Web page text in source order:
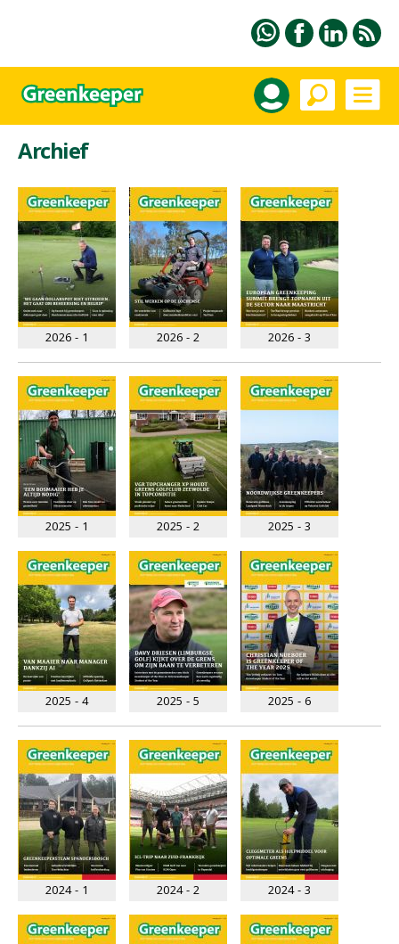
Archief
2026 - 1 2026 - 2 2026 - 3
2025 - 1 2025 - 2 2025 - 3
2025 - 4 2025 - 5 2025 - 6
2024 - 1 2024 - 2 2024 - 3